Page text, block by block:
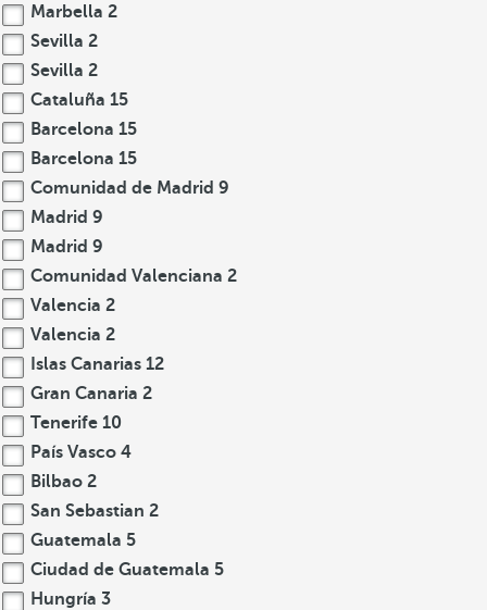
Marbella 2
Sevilla 2
Sevilla 2
Cataluña 15
Barcelona 15
Barcelona 15
Comunidad de Madrid 9
Madrid 9
Madrid 9
Comunidad Valenciana 2
Valencia 2
Valencia 2
Islas Canarias 12
Gran Canaria 2
Tenerife 10
País Vasco 4
Bilbao 2
San Sebastian 2
Guatemala 5
Ciudad de Guatemala 5
Hungría 3